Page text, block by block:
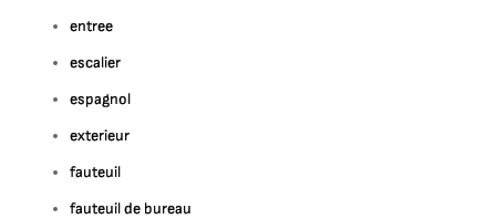
entree
escalier
espagnol
exterieur
fauteuil
fauteuil de bureau